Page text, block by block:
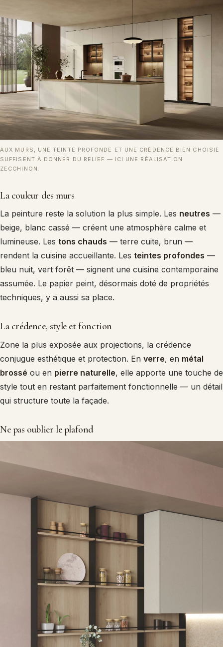
AUX MURS, UNE TEINTE PROFONDE ET UNE CRÉDENCE BIEN CHOISIE
SUFFISENT À DONNER DU RELIEF — ICI UNE RÉALISATION
ZECCHINON.
La couleur des murs
La peinture reste la solution la plus simple. Les neutres —
beige, blanc cassé — créent une atmosphère calme et
lumineuse. Les tons chauds — terre cuite, brun —
rendent la cuisine accueillante. Les teintes profondes —
bleu nuit, vert forêt — signent une cuisine contemporaine
assumée. Le papier peint, désormais doté de propriétés
techniques, y a aussi sa place.
La crédence, style et fonction
Zone la plus exposée aux projections, la crédence
conjugue esthétique et protection. En verre, en métal
brossé ou en pierre naturelle, elle apporte une touche de
style tout en restant parfaitement fonctionnelle — un détail
qui structure toute la façade.
Ne pas oublier le plafond